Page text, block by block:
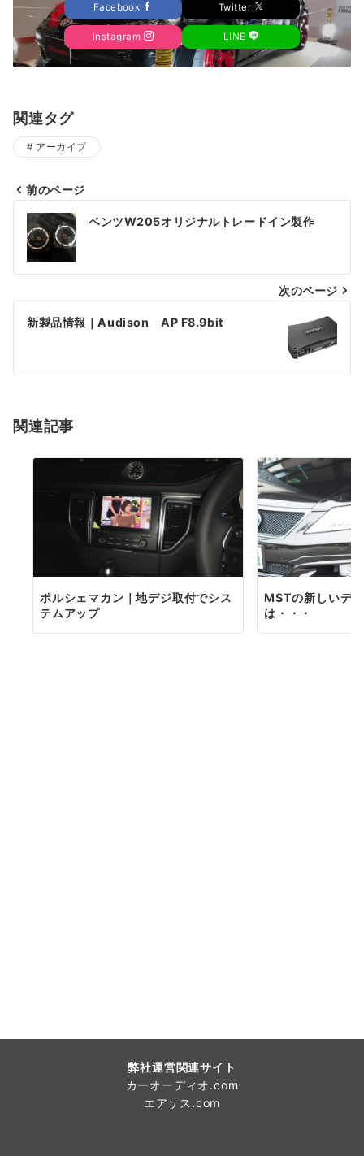
Facebook Twitter
Instagram LINE
関連タグ
アーカイブ
投
稿
ナ
ビ
ゲ
シ
ン
前のページ
ベンツW205オリジナルトレードイン製作
次のページ
新製品情報｜Audison AP F8.9bit
関連記事
ポルシェマカン｜地デジ取付でシス
テムアップ
MSTの新しいデ
は・・・
弊社運営関連サイト
カーオーディオ.com
エアサス.com